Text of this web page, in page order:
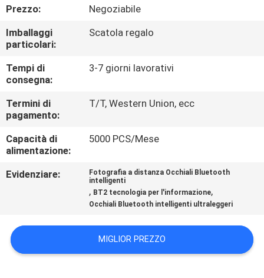
CONTROLLO
DI
QUALITÀ
NOTIZIE
CASI
UNA
SHOPPING
ONLINE
Prezzo:
Negoziabile
Imballaggi
particolari:
Scatola regalo
Tempi di
consegna:
3-7 giorni lavorativi
Termini di
pagamento:
T/T, Western Union, ecc
Capacità di
alimentazione:
5000 PCS/Mese
Evidenziare:
Fotografia a distanza Occhiali Bluetooth
intelligenti
, BT2 tecnologia per l'informazione,
Occhiali Bluetooth intelligenti ultraleggeri
MIGLIOR PREZZO